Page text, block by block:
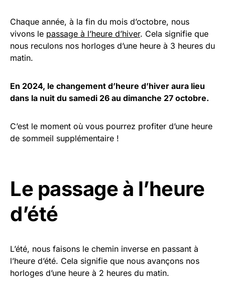
Chaque année, à la fin du mois d’octobre, nous
vivons le passage à l’heure d’hiver. Cela signifie que
nous reculons nos horloges d’une heure à 3 heures du
matin.
En 2024, le changement d’heure d’hiver aura lieu
dans la nuit du samedi 26 au dimanche 27 octobre.
C’est le moment où vous pourrez profiter d’une heure
de sommeil supplémentaire !
Le passage à l’heure
d’été
L’été, nous faisons le chemin inverse en passant à
l’heure d’été. Cela signifie que nous avançons nos
horloges d’une heure à 2 heures du matin.